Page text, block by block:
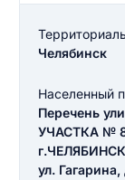
Челябинск
Населенный
Перечень
УЧАСТКА №
ул.